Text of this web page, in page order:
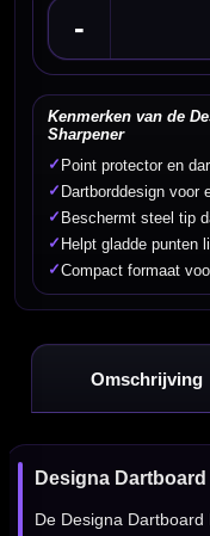
Kenmerken van de
Sharpener
✓ Point protector en
✓ Dartborddesign voor
✓ Beschermt steel tip
✓ Helpt gladde punten
✓Compact formaat
-
Omschrijving
Designa
De Designa